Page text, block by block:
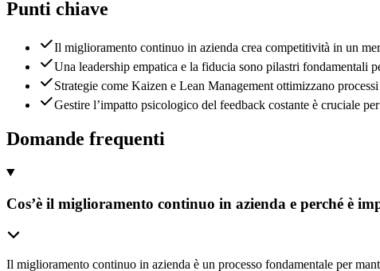
Punti chiave
Il miglioramento continuo in azienda crea competitività in un
Una leadership empatica e la fiducia sono pilastri fondamentali
Strategie come Kaizen e Lean Management ottimizzano
Gestire l’impatto psicologico del feedback costante è cruciale
Domande frequenti
Cos’è il miglioramento continuo in azienda e perché è
Il miglioramento continuo in azienda è un processo fondamentale per